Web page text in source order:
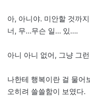
아, 아니야. 미안할 것까
너, 무…무슨 일… 있….
아니 아니 없어, 그냥 그
나한테 행복이란 걸 물어
오히려 쓸쓸함이 보였다.